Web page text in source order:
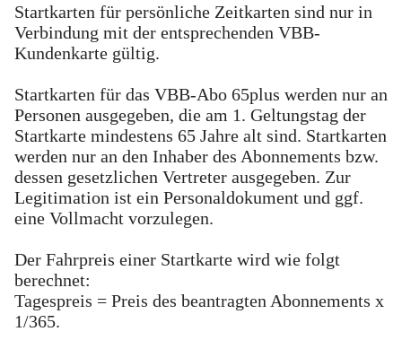
Startkarten für persönliche Zeitkarten sind nur in
Verbindung mit der entsprechenden VBB-
Kundenkarte gültig.
Startkarten für das VBB-Abo 65plus werden nur an
Personen ausgegeben, die am 1. Geltungstag der
Startkarte mindestens 65 Jahre alt sind. Startkarten
werden nur an den Inhaber des Abonnements bzw.
dessen gesetzlichen Vertreter ausgegeben. Zur
Legitimation ist ein Personaldokument und ggf.
eine Vollmacht vorzulegen.
Der Fahrpreis einer Startkarte wird wie folgt
berechnet:
Tagespreis = Preis des beantragten Abonnements x
1/365.